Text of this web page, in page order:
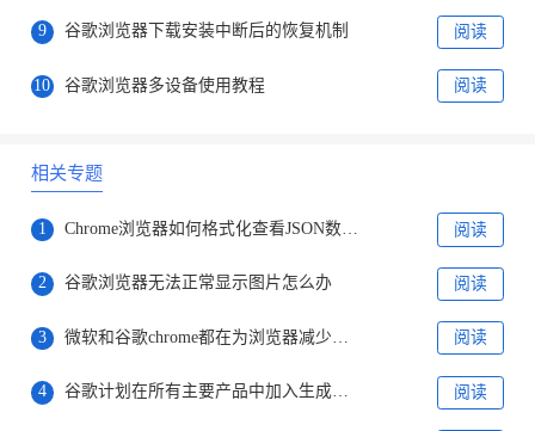
9 谷歌浏览器下载安装中断后的恢复机制 阅读
10 谷歌浏览器多设备使用教程 阅读
相关专题
1 Chrome浏览器如何格式化查看JSON数据？ 阅读
2 谷歌浏览器无法正常显示图片怎么办 阅读
3 阅读
4 谷歌计划在所有主要产品中加入生成式人工智能技术 阅读